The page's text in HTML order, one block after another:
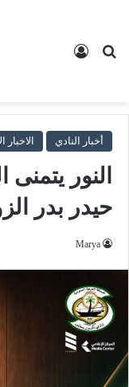
بحث عن
أخبار النادي الاخبار
النور
حيدر بدر
Marya